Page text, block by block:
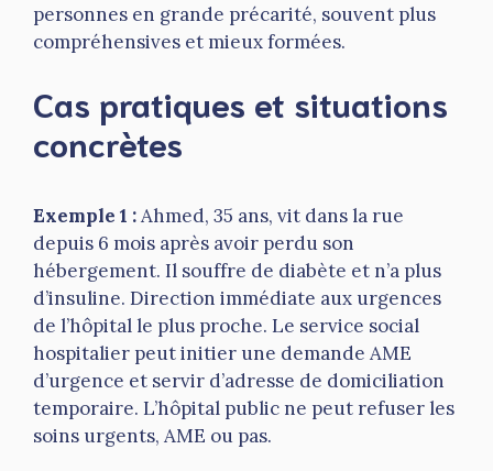
personnes en grande précarité, souvent plus
compréhensives et mieux formées.
Cas pratiques et situations
concrètes
Exemple 1 :Ahmed, 35 ans, vit dans la rue
depuis 6 mois après avoir perdu son
hébergement. Il souffre de diabète et n’a plus
d’insuline. Direction immédiate aux urgences
de l’hôpital le plus proche. Le service social
hospitalier peut initier une demande AME
d’urgence et servir d’adresse de domiciliation
temporaire. L’hôpital public ne peut refuser les
soins urgents, AME ou pas.